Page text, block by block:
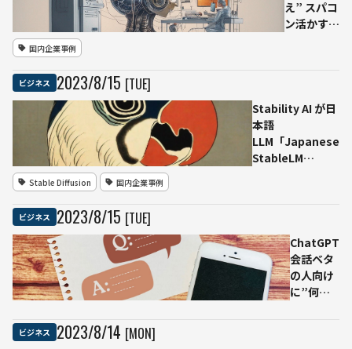
え” スパコ
ン活かす新
国内企業事例
ビジネス 2023/8/15 [TUE]
Stability AI が日
本語
LLM「Japanese
StableLM
Stable Diffusion 国内企業事例
ビジネス 2023/8/15 [TUE]
ChatGPT
会話ベタ
の人向け
に”何を
ビジネス 2023/8/14 [MON]